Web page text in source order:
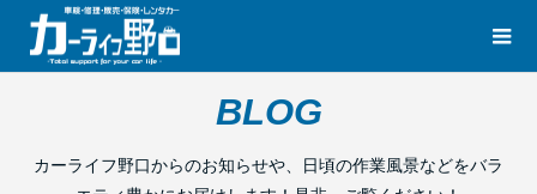
BLOG
カーライフ野口からのお知らせや、日頃の作業風景などをバラ